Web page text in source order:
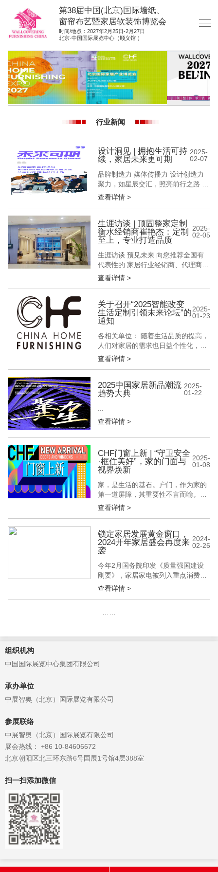
第38届中国(北京)国际墙纸、
窗帘布艺暨家居软装饰博览会
时间/地点：2027年2月25日-2月27日
北京·中国国际展览中心（顺义馆 ）
网站首页
展商服务
观众服务
集团展会
参展联络
行业新闻
设计洞见 | 拥抱生活可持
续，家居未来更可期
2025-
02-07
品牌制造力 媒体传播力 设计创造力
聚力，如星辰交汇，照亮前行之路 构
筑交流平台 深挖产品精髓 拓展市场
焦点，似浪潮席卷各个领域，深刻影
响着人们的生产活动与生活方式。
“可持续性”覆盖生态环保、健康安
全、资源节约、人文关怀等，关...
查看详情 >
生涯访谈 | 顶固整家定制
衡水经销商崔艳杰：定制
至上，专业打造品质
2025-
02-05
生涯访谈 预见未来 向您推荐全国有
代表性的 家居行业经销商、代理商
设计师、装修公司工作者 讲述他们的
销商 崔艳杰 在琳琅满目的家居品牌
中，崔艳杰凭借其独到的眼光和专业
的背景，成为了顶固品牌在衡水的优
秀代表。她的店面坐落在繁华的...
查看详情 >
关于召开“2025智能改变
生活定制引领未来论坛”的
通知
2025-
01-23
各相关单位： 随着生活品质的提高，
人们对家居的需求也日益个性化，定
制家居应运而生，成为现代家居装修
打造合适的家具，实现日常的便利性
和空间的最大化利用。在材质、颜
家居空间更...
查看详情 >
2025中国家居新品潮流
趋势大典
2025-
01-22
查看详情 >
CHF门窗上新 | “守卫安全
·框住美好”，家的门面与
视界焕新
2025-
01-08
家，是生活的基石。户门，作为家的
第一道屏障，其重要性不言而喻。一
扇坚固精美的户门，是家的忠诚“卫
住了四季变换的美景，更能有效阻隔
外界噪音，营造一方静谧空间。从户
门到门窗，每一次的更新换代，是安
全与美好的共融，也是对生活品质的
执...
查看详情 >
锁定家居发展黄金窗口，
2024开年家居盛会再度来
袭
2024-
02-26
今年2月国务院印发《质量强国建设
刚要》，家居家电被列入重点消费
品，释放出属于家居行业的利好信
软装饰展览会（中国国际家居软装
查看详情 >
组织机构
中国国际展览中心集团有限公司
承办单位
中展智奥（北京）国际展览有限公司
参展联络
中展智奥（北京）国际展览有限公司
展会热线： +86 10-84606672
北京朝阳区北三环东路6号国展1号馆4层388室
扫一扫添加微信